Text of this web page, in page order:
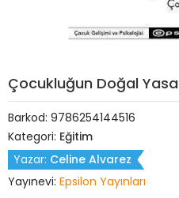
Çocukluğun Doğal
Barkod: 9786254144516
Kategori: Eğitim
Yazar: Celine Alvarez
Yayınevi: Epsilon Yayınları